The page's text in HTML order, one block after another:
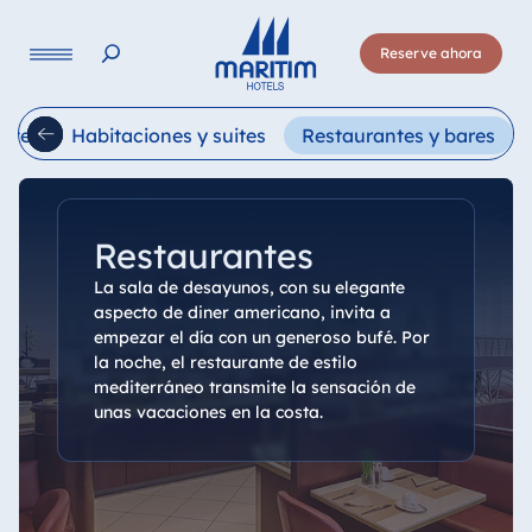
Reserve ahora
Français Italiano
Habitaciones y suites Restaurantes y bares
Restaurantes
La sala de desayunos, con su elegante
aspecto de diner americano, invita a
empezar el día con un generoso bufé. Por
la noche, el restaurante de estilo
mediterráneo transmite la sensación de
unas vacaciones en la costa.